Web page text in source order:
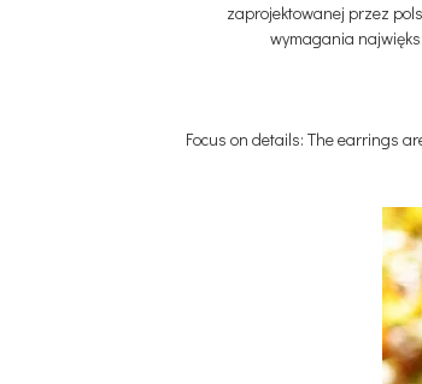
zaprojektowanej przez
wymagania
Focus on details: The earrings